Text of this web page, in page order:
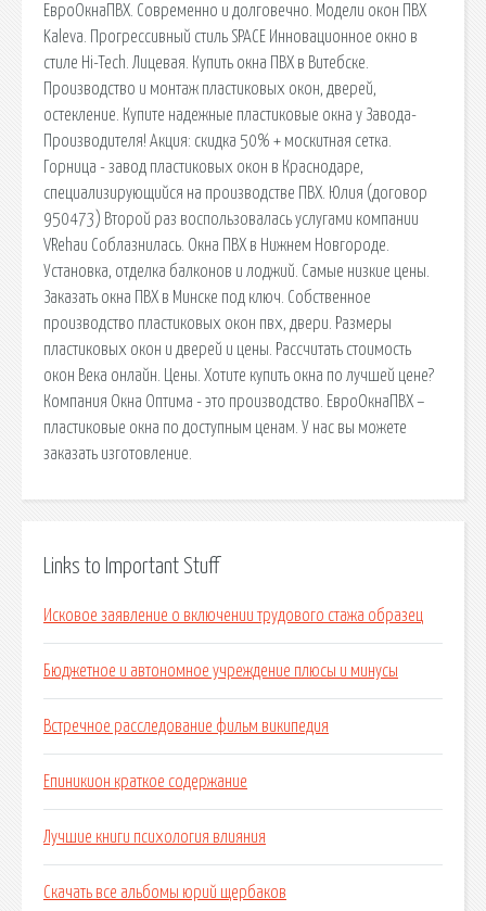
ЕвроОкнаПВХ. Современно и долговечно. Модели окон ПВХ
Kaleva. Прогрессивный стиль SPACE Инновационное окно в
стиле Hi-Tech. Лицевая. Купить окна ПВХ в Витебске.
Производство и монтаж пластиковых окон, дверей,
остекление. Купите надежные пластиковые окна у Завода-
Производителя! Акция: скидка 50% + москитная сетка.
Горница - завод пластиковых окон в Краснодаре,
специализирующийся на производстве ПВХ. Юлия (договор
950473) Второй раз воспользовалась услугами компании
VRehau Соблазнилась. Окна ПВХ в Нижнем Новгороде.
Установка, отделка балконов и лоджий. Самые низкие цены.
Заказать окна ПВХ в Минске под ключ. Собственное
производство пластиковых окон пвх, двери. Размеры
пластиковых окон и дверей и цены. Рассчитать стоимость
окон Века онлайн. Цены. Хотите купить окна по лучшей цене?
Компания Окна Оптима - это производство. ЕвроОкнаПВХ –
пластиковые окна по доступным ценам. У нас вы можете
заказать изготовление.
Links to Important Stuff
Исковое заявление о включении трудового стажа образец
Бюджетное и автономное учреждение плюсы и минусы
Встречное расследование фильм википедия
Епиникион краткое содержание
Лучшие книги психология влияния
Скачать все альбомы юрий щербаков